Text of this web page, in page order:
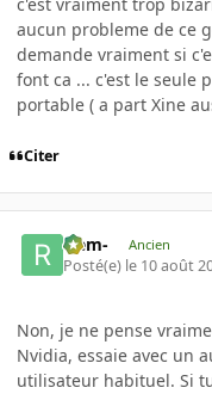
aucun probleme de ce
demande vraiment si
font ca ... c'est le seule
portable ( a part Xine
Citer
-rem- Ancien
Posté(e) le 10 août
Non, je ne pense
Nvidia, essaie avec un
utilisateur habituel. Si